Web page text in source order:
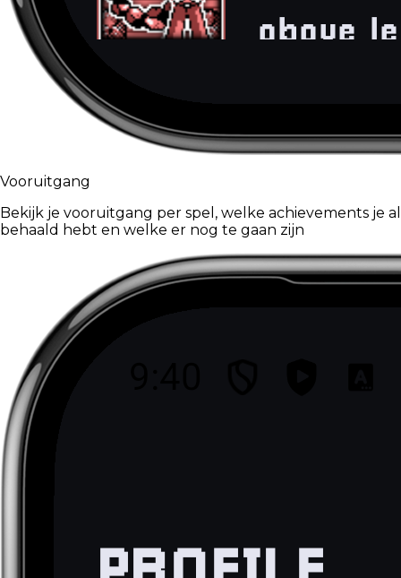
Vooruitgang
Bekijk je vooruitgang per spel, welke achievements je al
behaald hebt en welke er nog te gaan zijn